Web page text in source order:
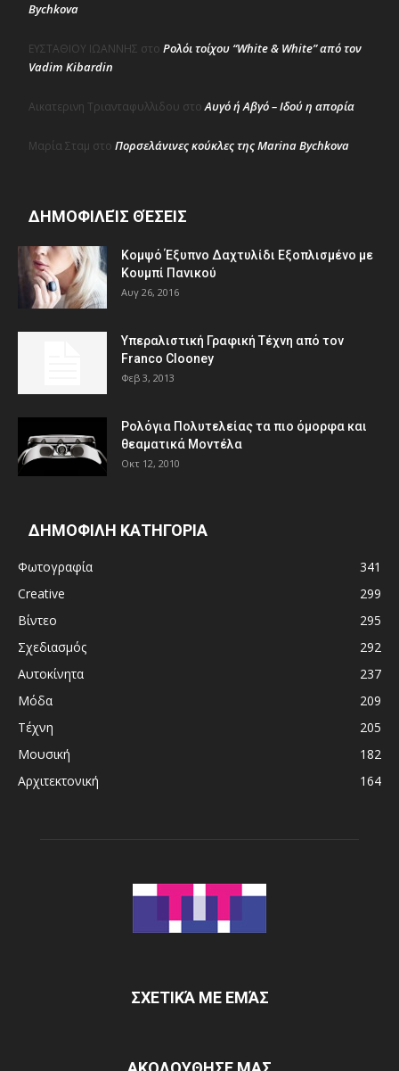
Bychkova
ΕΥΣΤΑΘΙΟΥ ΙΩΑΝΝΗΣ στο Ρολόι τοίχου “White & White” από τον
Vadim Kibardin
Αικατερινη Τριανταφυλλιδου στοΑυγό ή Αβγό – Ιδού η απορία
Μαρία Σταμ στο Πορσελάνινες κούκλες της Marina Bychkova
ΔΗΜΟΦΙΛΕΊΣ ΘΈΣΕΙΣ
Κομψό Έξυπνο Δαχτυλίδι Εξοπλισμένο με
Κουμπί Πανικού
Αυγ 26, 2016
Υπεραλιστική Γραφική Τέχνη από τον
Franco Clooney
Φεβ 3, 2013
Ρολόγια Πολυτελείας τα πιο όμορφα και
θεαματικά Μοντέλα
Οκτ 12, 2010
ΔΗΜΟΦΙΛΗ ΚΑΤΗΓΟΡΙΑ
Φωτογραφία
341
Creative
299
Βίντεο
295
Σχεδιασμός
292
Αυτοκίνητα
237
Μόδα
209
Τέχνη
205
Μουσική
182
Αρχιτεκτονική
164
ΣΧΕΤΙΚΆ ΜΕ ΕΜΆΣ